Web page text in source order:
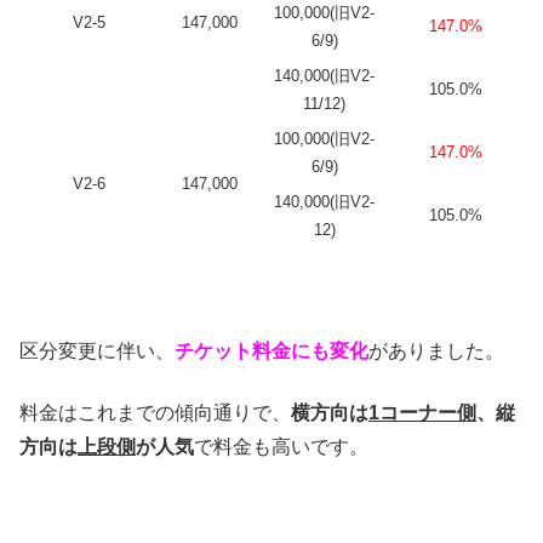
V2-5 147,000
100,000(旧V2-
6/9)
147.0%
140,000(旧V2-
11/12)
105.0%
V2-6 147,000
100,000(旧V2-
6/9)
147.0%
140,000(旧V2-
12)
105.0%
区分変更に伴い、 チケット料金にも変化がありました。
料金はこれまでの傾向通りで、 横方向は1コーナー側 、縦
方向は 上段側が人気で料金も高いです。